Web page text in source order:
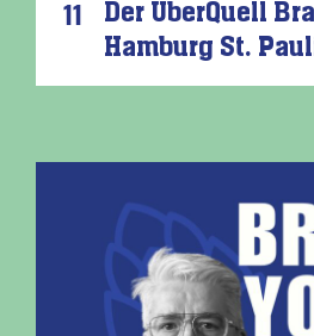
11
Der ÜberQuell
Hamburg St.